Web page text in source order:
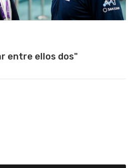
entre ellos dos"